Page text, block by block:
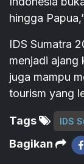
hingga
IDS Sumatra
menjadi
juga mampu
tourism yang
Tags IDS
Bagikan